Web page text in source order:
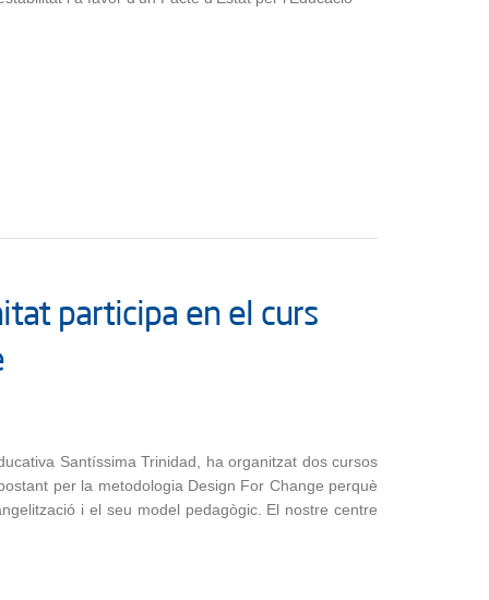
participa en el curs
Santíssima Trinidad, ha organitzat dos cursos
per la metodologia Design For Change perquè
i el seu model pedagògic. El nostre centre